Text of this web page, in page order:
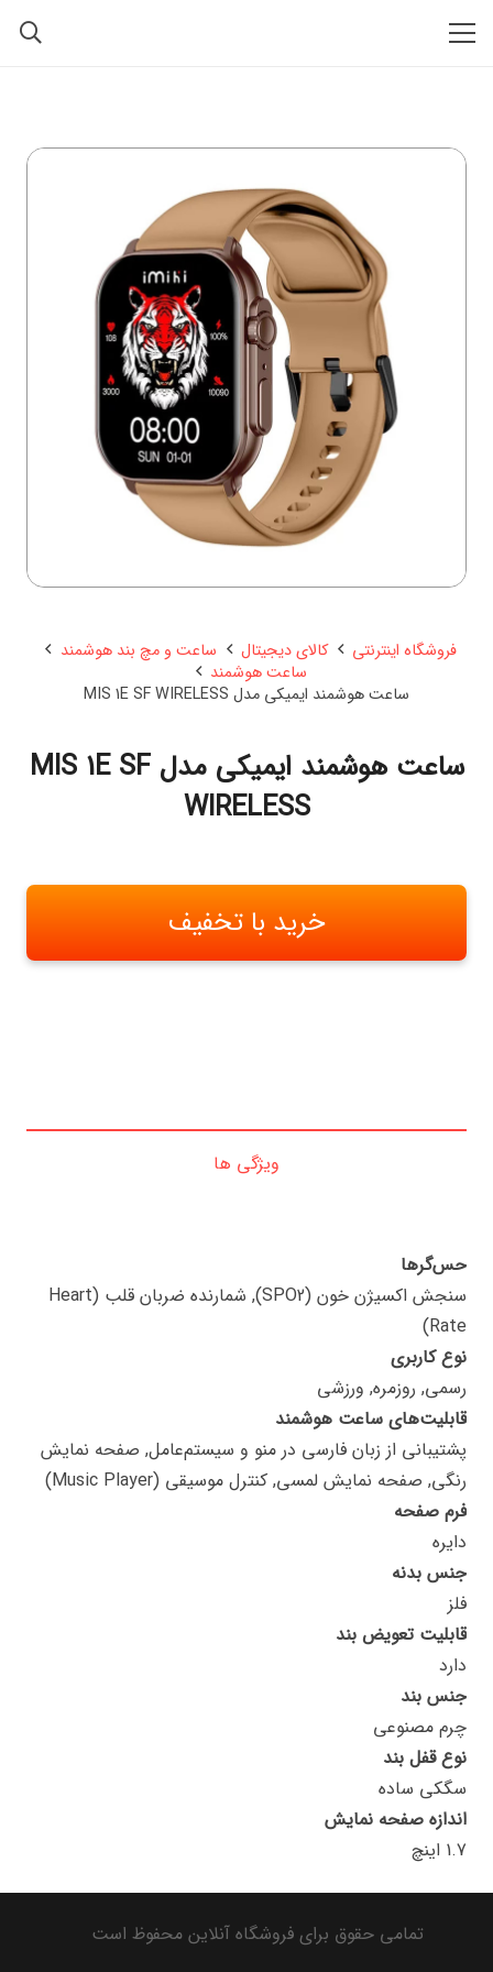
فروشگاه اینترنتی کالای دیجیتال
ساعت و مچ بند هوشمند
ساعت هوشمند
ساعت هوشمند ایمیکی مدل MIS 1E SF WIRELESS
ساعت هوشمند ایمیکی مدل MIS 1E SF
WIRELESS
خرید با تخفیف
ویژگی ها
حس‌گرها
سنجش اکسیژن خون (SPO2), شمارنده ضربان قلب (Heart
Rate)
نوع کاربری
رسمی, روزمره, ورزشی
قابلیت‌های ساعت هوشمند
پشتیبانی از زبان فارسی در منو و سیستم‌عامل, صفحه نمایش
رنگی, صفحه نمایش لمسی, کنترل موسیقی (Music Player)
فرم صفحه
دایره
جنس بدنه
فلز
قابلیت تعویض بند
دارد
جنس بند
چرم مصنوعی
نوع قفل بند
سگکی ساده
اندازه صفحه نمایش
1.7 اینچ
تمامی حقوق برای فروشگاه آنلاین محفوظ است